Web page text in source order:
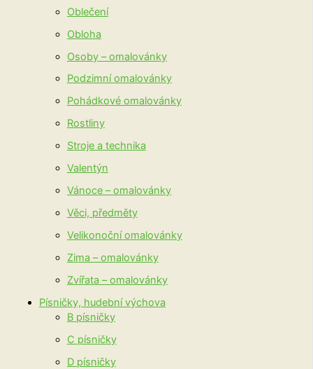
Oblečení
Obloha
Osoby – omalovánky
Podzimní omalovánky
Pohádkové omalovánky
Rostliny
Stroje a technika
Valentýn
Vánoce – omalovánky
Věci, předměty
Velikonoční omalovánky
Zima – omalovánky
Zvířata – omalovánky
Písničky, hudební výchova
B písničky
C písničky
D písničky